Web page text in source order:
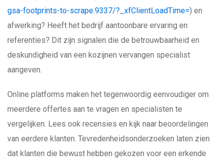
gsa-footprints-to-scrape.9337/?_xfClientLoadTime=) en
afwerking? Heeft het bedrijf aantoonbare ervaring en
referenties? Dit zijn signalen die de betrouwbaarheid en
deskundigheid van een kozijnen vervangen specialist
aangeven.
Online platforms maken het tegenwoordig eenvoudiger om
meerdere offertes aan te vragen en specialisten te
vergelijken. Lees ook recensies en kijk naar beoordelingen
van eerdere klanten. Tevredenheidsonderzoeken laten zien
dat klanten die bewust hebben gekozen voor een erkende